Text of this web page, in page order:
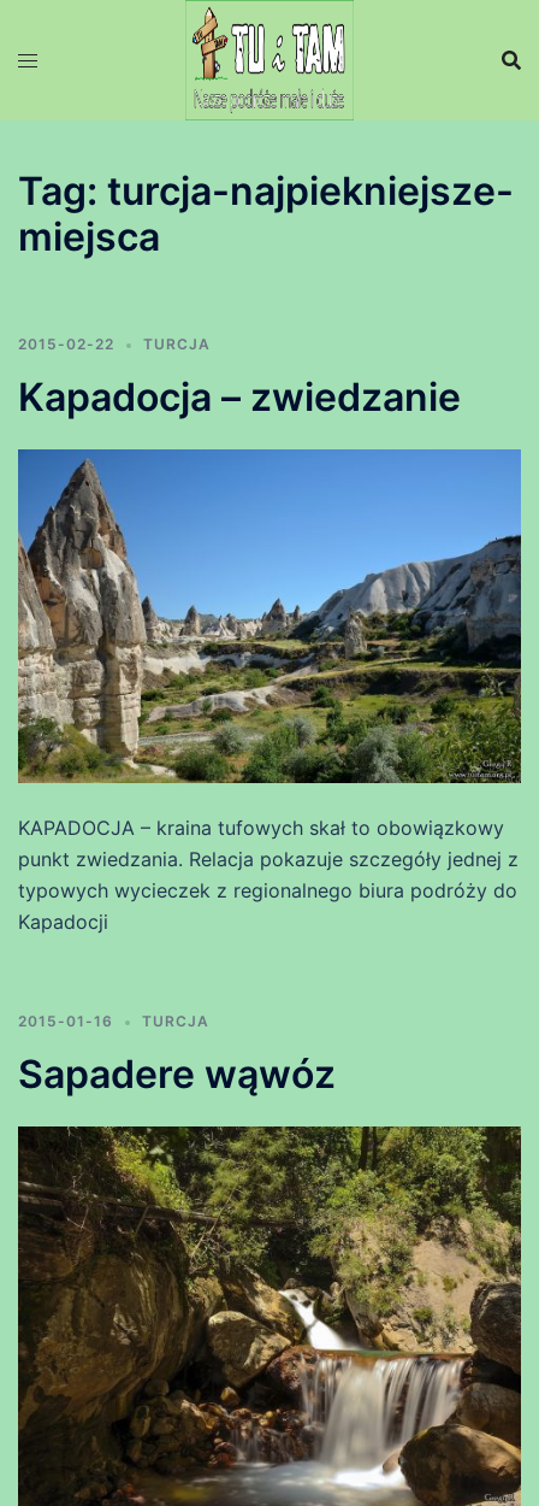
Tag: turcja-najpiekniejsze-
miejsca
2015-02-22 TURCJA
Kapadocja – zwiedzanie
KAPADOCJA – kraina tufowych skał to obowiązkowy
punkt zwiedzania. Relacja pokazuje szczegóły jednej z
typowych wycieczek z regionalnego biura podróży do
Kapadocji
2015-01-16 TURCJA
Sapadere wąwóz